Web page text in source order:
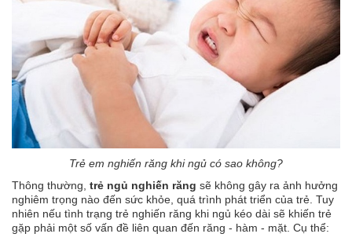
Trẻ em nghiến răng khi ngủ có sao không?
Thông thường, trẻ ngủ nghiến răng sẽ không gây ra ảnh hưởng
nghiêm trọng nào đến sức khỏe, quá trình phát triển của trẻ. Tuy
nhiên nếu tình trạng trẻ nghiến răng khi ngủ kéo dài sẽ khiến trẻ
gặp phải một số vấn đề liên quan đến răng - hàm - mặt. Cụ thể: